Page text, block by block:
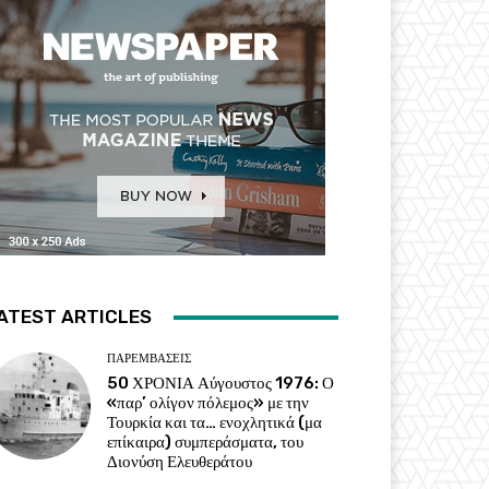
ARTICLES
ΠΑΡΕΜΒΑΣΕΙΣ
50 ΧΡΟΝΙΑ Αύγουστος 1976: Ο
«παρ’ ολίγον πόλεμος» με την
Τουρκία και τα… ενοχλητικά (μα
επίκαιρα) συμπεράσματα, του
Διονύση Ελευθεράτου